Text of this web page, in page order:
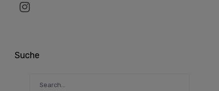
Suche